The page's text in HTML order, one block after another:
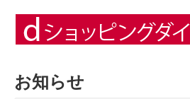
お知らせ